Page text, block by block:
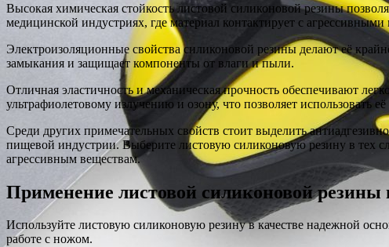
Высокая химическая стойкость листовой силиконовой резины
медицинской индустриях, где материал контактирует с
Электроизоляционные свойства силиконовой резины делают её
замыкания и защищает компоненты от влаги и пыли.
Отличная эластичность и механическая прочность обеспечивают
ультрафиолетовому излучению и озону, что позволяет использовать
Среди других примечательных свойств стоит выделить
пищевой индустрии. Выберите листовую силиконовую резину в тех
агрессивным веществам.
Применение листовой силиконовой резины
Используйте листовую силиконовую резину в качестве надежной
работе с ножом.